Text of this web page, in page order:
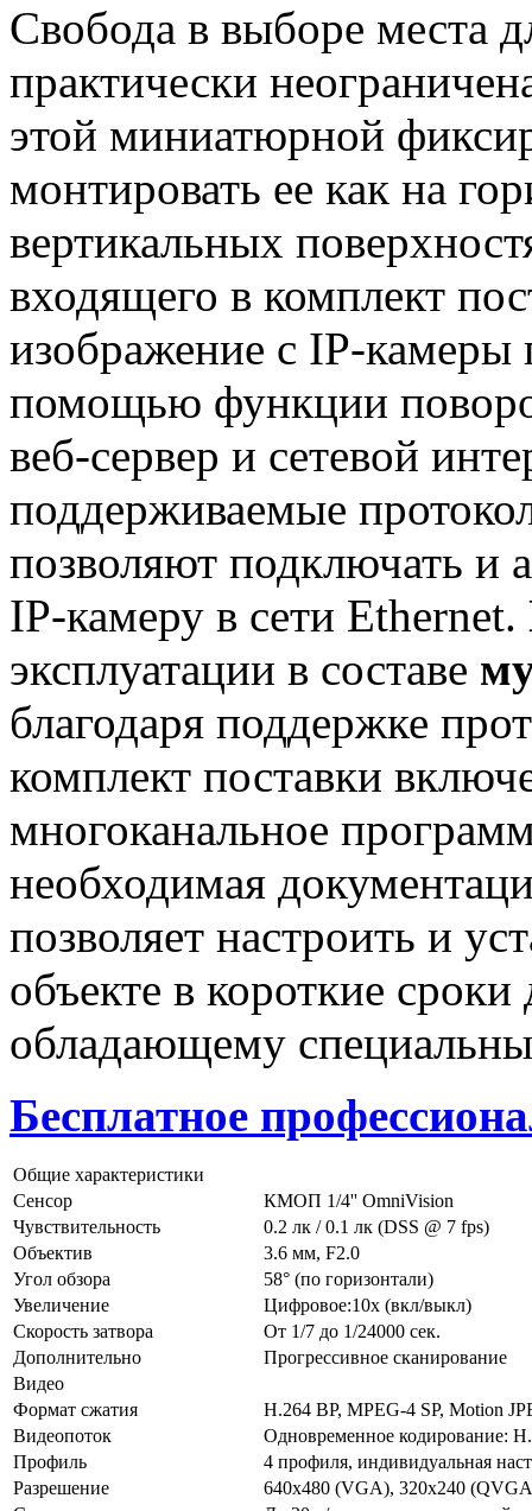
Свобода в выборе места
практически
этой миниатюрной
монтировать ее как на
вертикальных
входящего в комплект
изображение с IP-
помощью функции
веб-сервер и сетевой
поддерживаемые
позволяют подключать и
IP-камеру в сети Ethernet.
эксплуатации в составе
благодаря поддержке
комплект поставки
многоканальное
необходимая
позволяет настроить и
объекте в короткие сроки
обладающему
Бесплатное
Общие характеристики
Сенсор
КМОП 1/4'' OmniVision
Чувствительность
0.2 лк / 0.1 лк (DSS @ 7 fps)
Объектив
3.6 мм, F2.0
Угол обзора
58° (по горизонтали)
Увеличение
Цифровое:10х (вкл/выкл)
Скорость затвора
От 1/7 до 1/24000 сек.
Дополнительно
Прогрессивное сканирование
Видео
Формат сжатия
H.264 BP, MPEG-4 SP, Motion
Видеопоток
Одновременное кодирование:
Профиль
4 профиля, индивидуальная
Разрешение
640x480 (VGA), 320x240